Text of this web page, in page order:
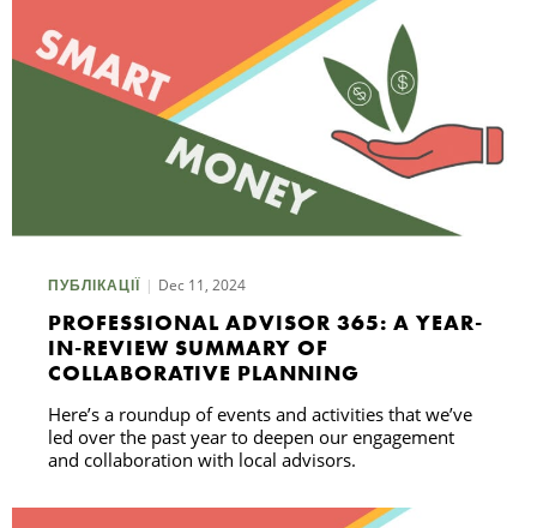
ПУБЛІКАЦІЇ Dec 11, 2024
PROFESSIONAL ADVISOR 365: A YEAR-
IN-REVIEW SUMMARY OF
COLLABORATIVE PLANNING
Here’s a roundup of events and activities that we’ve
led over the past year to deepen our engagement
and collaboration with local advisors.